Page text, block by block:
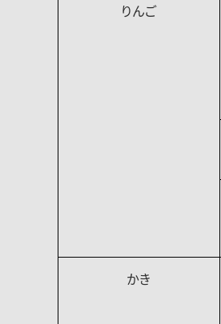
りんご
かき